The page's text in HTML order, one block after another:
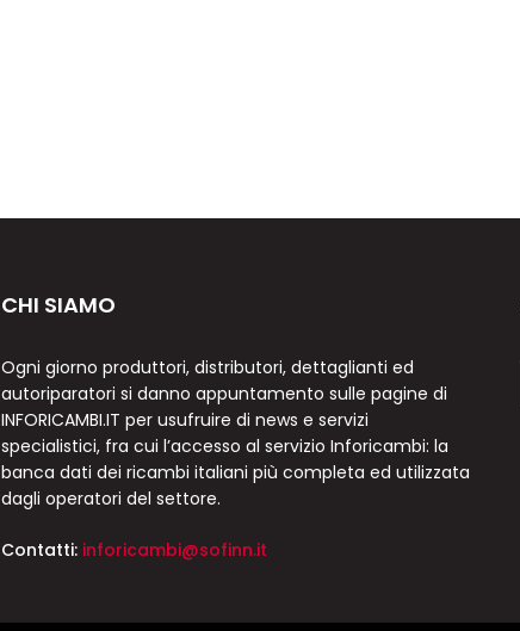
CHI SIAMO
Ogni giorno produttori, distributori, dettaglianti ed
autoriparatori si danno appuntamento sulle pagine di
INFORICAMBI.IT per usufruire di news e servizi
specialistici, fra cui l’accesso al servizio Inforicambi: la
banca dati dei ricambi italiani più completa ed utilizzata
dagli operatori del settore.
Contatti: inforicambi@sofinn.it